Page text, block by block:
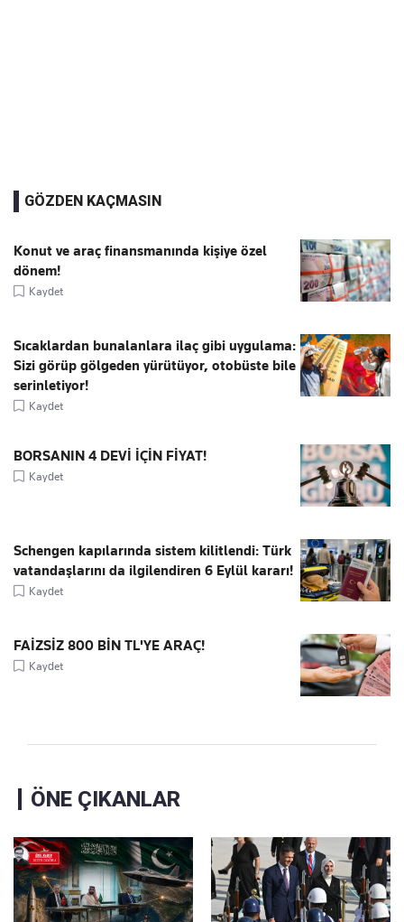
GÖZDEN KAÇMASIN
Konut ve araç finansmanında kişiye özel
dönem!
Kaydet
Sıcaklardan bunalanlara ilaç gibi uygulama:
Sizi görüp gölgeden yürütüyor, otobüste bile
serinletiyor!
Kaydet
BORSANIN 4 DEVİ İÇİN FİYAT!
Kaydet
Schengen kapılarında sistem kilitlendi: Türk
vatandaşlarını da ilgilendiren 6 Eylül kararı!
Kaydet
FAİZSİZ 800 BİN TL'YE ARAÇ!
Kaydet
ÖNE ÇIKANLAR